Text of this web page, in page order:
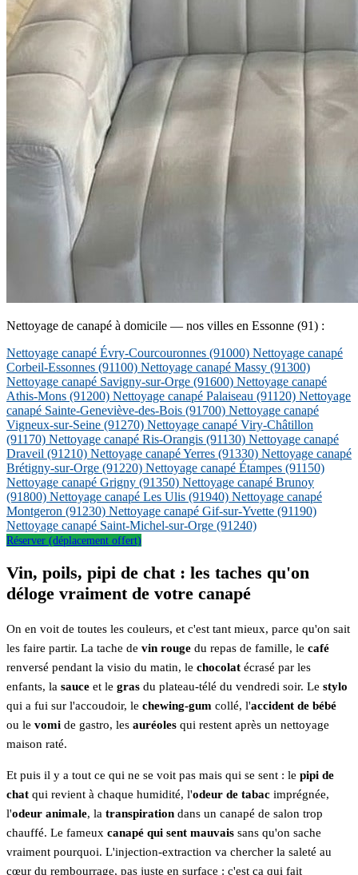
Nettoyage de canapé à domicile — nos villes en Essonne (91) :
Nettoyage canapé Évry-Courcouronnes (91000) Nettoyage canapé
Corbeil-Essonnes (91100) Nettoyage canapé Massy (91300)
Nettoyage canapé Savigny-sur-Orge (91600) Nettoyage canapé
Athis-Mons (91200) Nettoyage canapé Palaiseau (91120) Nettoyage
canapé Sainte-Geneviève-des-Bois (91700) Nettoyage canapé
Vigneux-sur-Seine (91270) Nettoyage canapé Viry-Châtillon
(91170) Nettoyage canapé Ris-Orangis (91130) Nettoyage canapé
Draveil (91210) Nettoyage canapé Yerres (91330) Nettoyage canapé
Brétigny-sur-Orge (91220) Nettoyage canapé Étampes (91150)
Nettoyage canapé Grigny (91350) Nettoyage canapé Brunoy
(91800) Nettoyage canapé Les Ulis (91940) Nettoyage canapé
Montgeron (91230) Nettoyage canapé Gif-sur-Yvette (91190)
Nettoyage canapé Saint-Michel-sur-Orge (91240)
Réserver (déplacement offert)
Vin, poils, pipi de chat : les taches qu'on
déloge vraiment de votre canapé
On en voit de toutes les couleurs, et c'est tant mieux, parce qu'on sait
les faire partir. La tache de vin rouge du repas de famille, le café
renversé pendant la visio du matin, le chocolat écrasé par les
enfants, la sauce et le gras du plateau-télé du vendredi soir. Le stylo
qui a fui sur l'accoudoir, le chewing-gum collé, l'accident de bébé
ou le vomi de gastro, les auréoles qui restent après un nettoyage
maison raté.
Et puis il y a tout ce qui ne se voit pas mais qui se sent : le pipi de
chat qui revient à chaque humidité, l'odeur de tabac imprégnée,
l'odeur animale, la transpiration dans un canapé de salon trop
chauffé. Le fameux canapé qui sent mauvais sans qu'on sache
vraiment pourquoi. L'injection-extraction va chercher la saleté au
cœur du rembourrage, pas juste en surface : c'est ça qui fait